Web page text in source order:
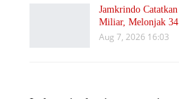
Jamkrindo
Miliar, Melonjak 34
Aug 7, 2026 16:03